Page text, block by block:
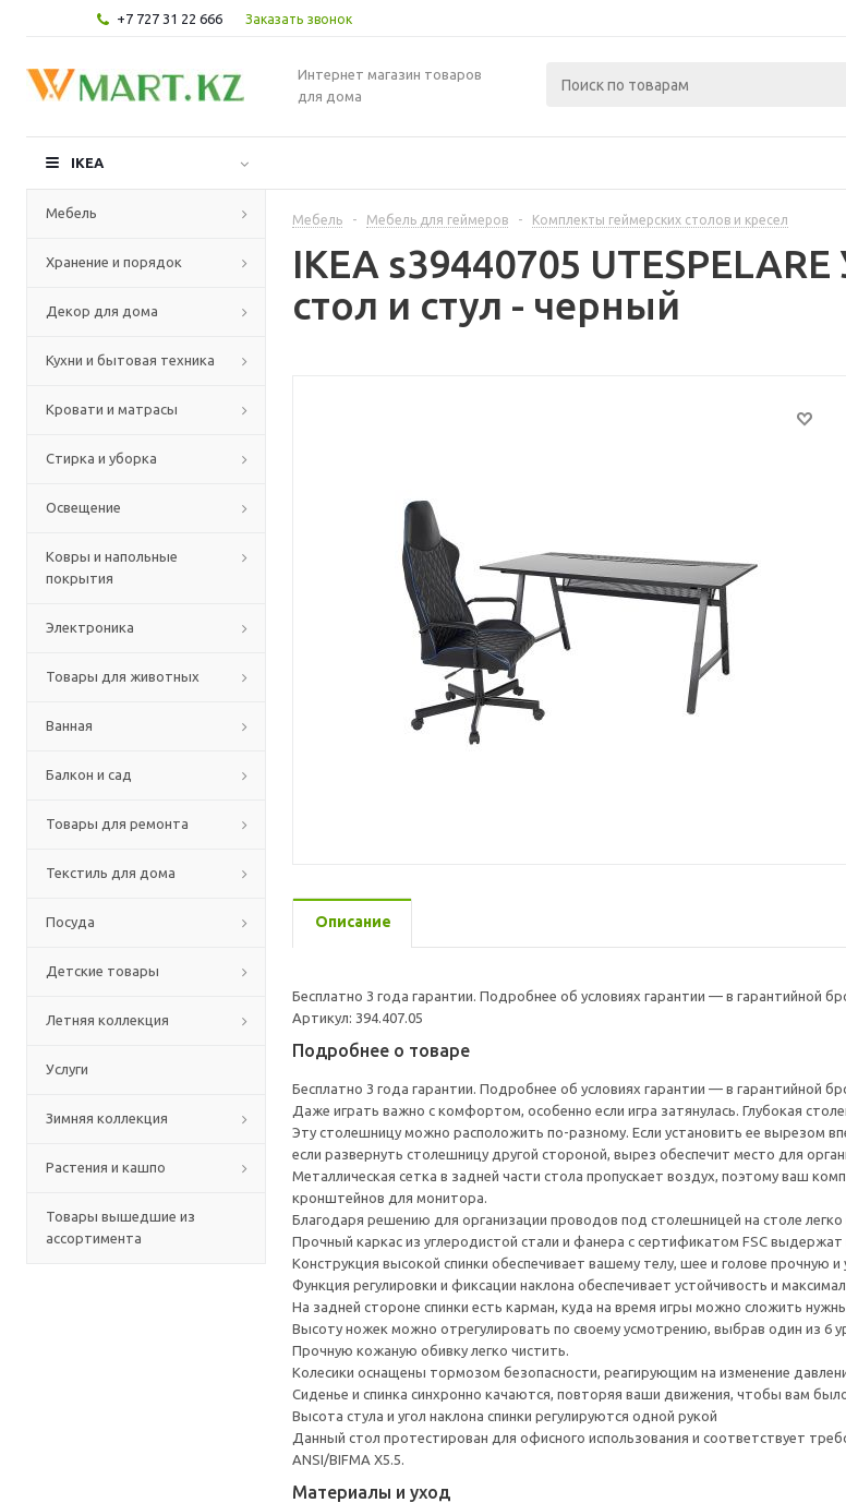
+7 727 31 22 666 Заказать звонок
Интернет магазин товаров
для дома
IKEA
Мебель
Хранение и порядок
Декор для дома
Кухни и бытовая техника
Кровати и матрасы
Стирка и уборка
Освещение
Ковры и напольные
покрытия
Электроника
Товары для животных
Ванная
Балкон и сад
Товары для ремонта
Текстиль для дома
Посуда
Детские товары
Летняя коллекция
Услуги
Зимняя коллекция
Растения и кашпо
Товары вышедшие из
ассортимента
Мебель - Мебель для геймеров - Комплекты геймерских столов и кресел
IKEA s39440705
стол и стул - черный
Описание
Бесплатно 3 года гарантии. Подробнее об условиях гарантии — в гарантийной
Артикул: 394.407.05
Подробнее о товаре
Бесплатно 3 года гарантии. Подробнее об условиях гарантии — в гарантийной
Даже играть важно с комфортом, особенно если игра затянулась. Глубокая
Эту столешницу можно расположить по-разному. Если установить ее вырезом
если развернуть столешницу другой стороной, вырез обеспечит место для
Металлическая сетка в задней части стола пропускает воздух, поэтому ваш
кронштейнов для монитора.
Благодаря решению для организации проводов под столешницей на столе
Прочный каркас из углеродистой стали и фанера с сертификатом FSC выдержат
Конструкция высокой спинки обеспечивает вашему телу, шее и голове прочную
Функция регулировки и фиксации наклона обеспечивает устойчивость и
На задней стороне спинки есть карман, куда на время игры можно сложить
Высоту ножек можно отрегулировать по своему усмотрению, выбрав один из 6
Прочную кожаную обивку легко чистить.
Колесики оснащены тормозом безопасности, реагирующим на изменение
Сиденье и спинка синхронно качаются, повторяя ваши движения, чтобы вам
Высота стула и угол наклона спинки регулируются одной рукой
Данный стол протестирован для офисного использования и соответствует
ANSI/BIFMA X5.5.
Материалы и уход